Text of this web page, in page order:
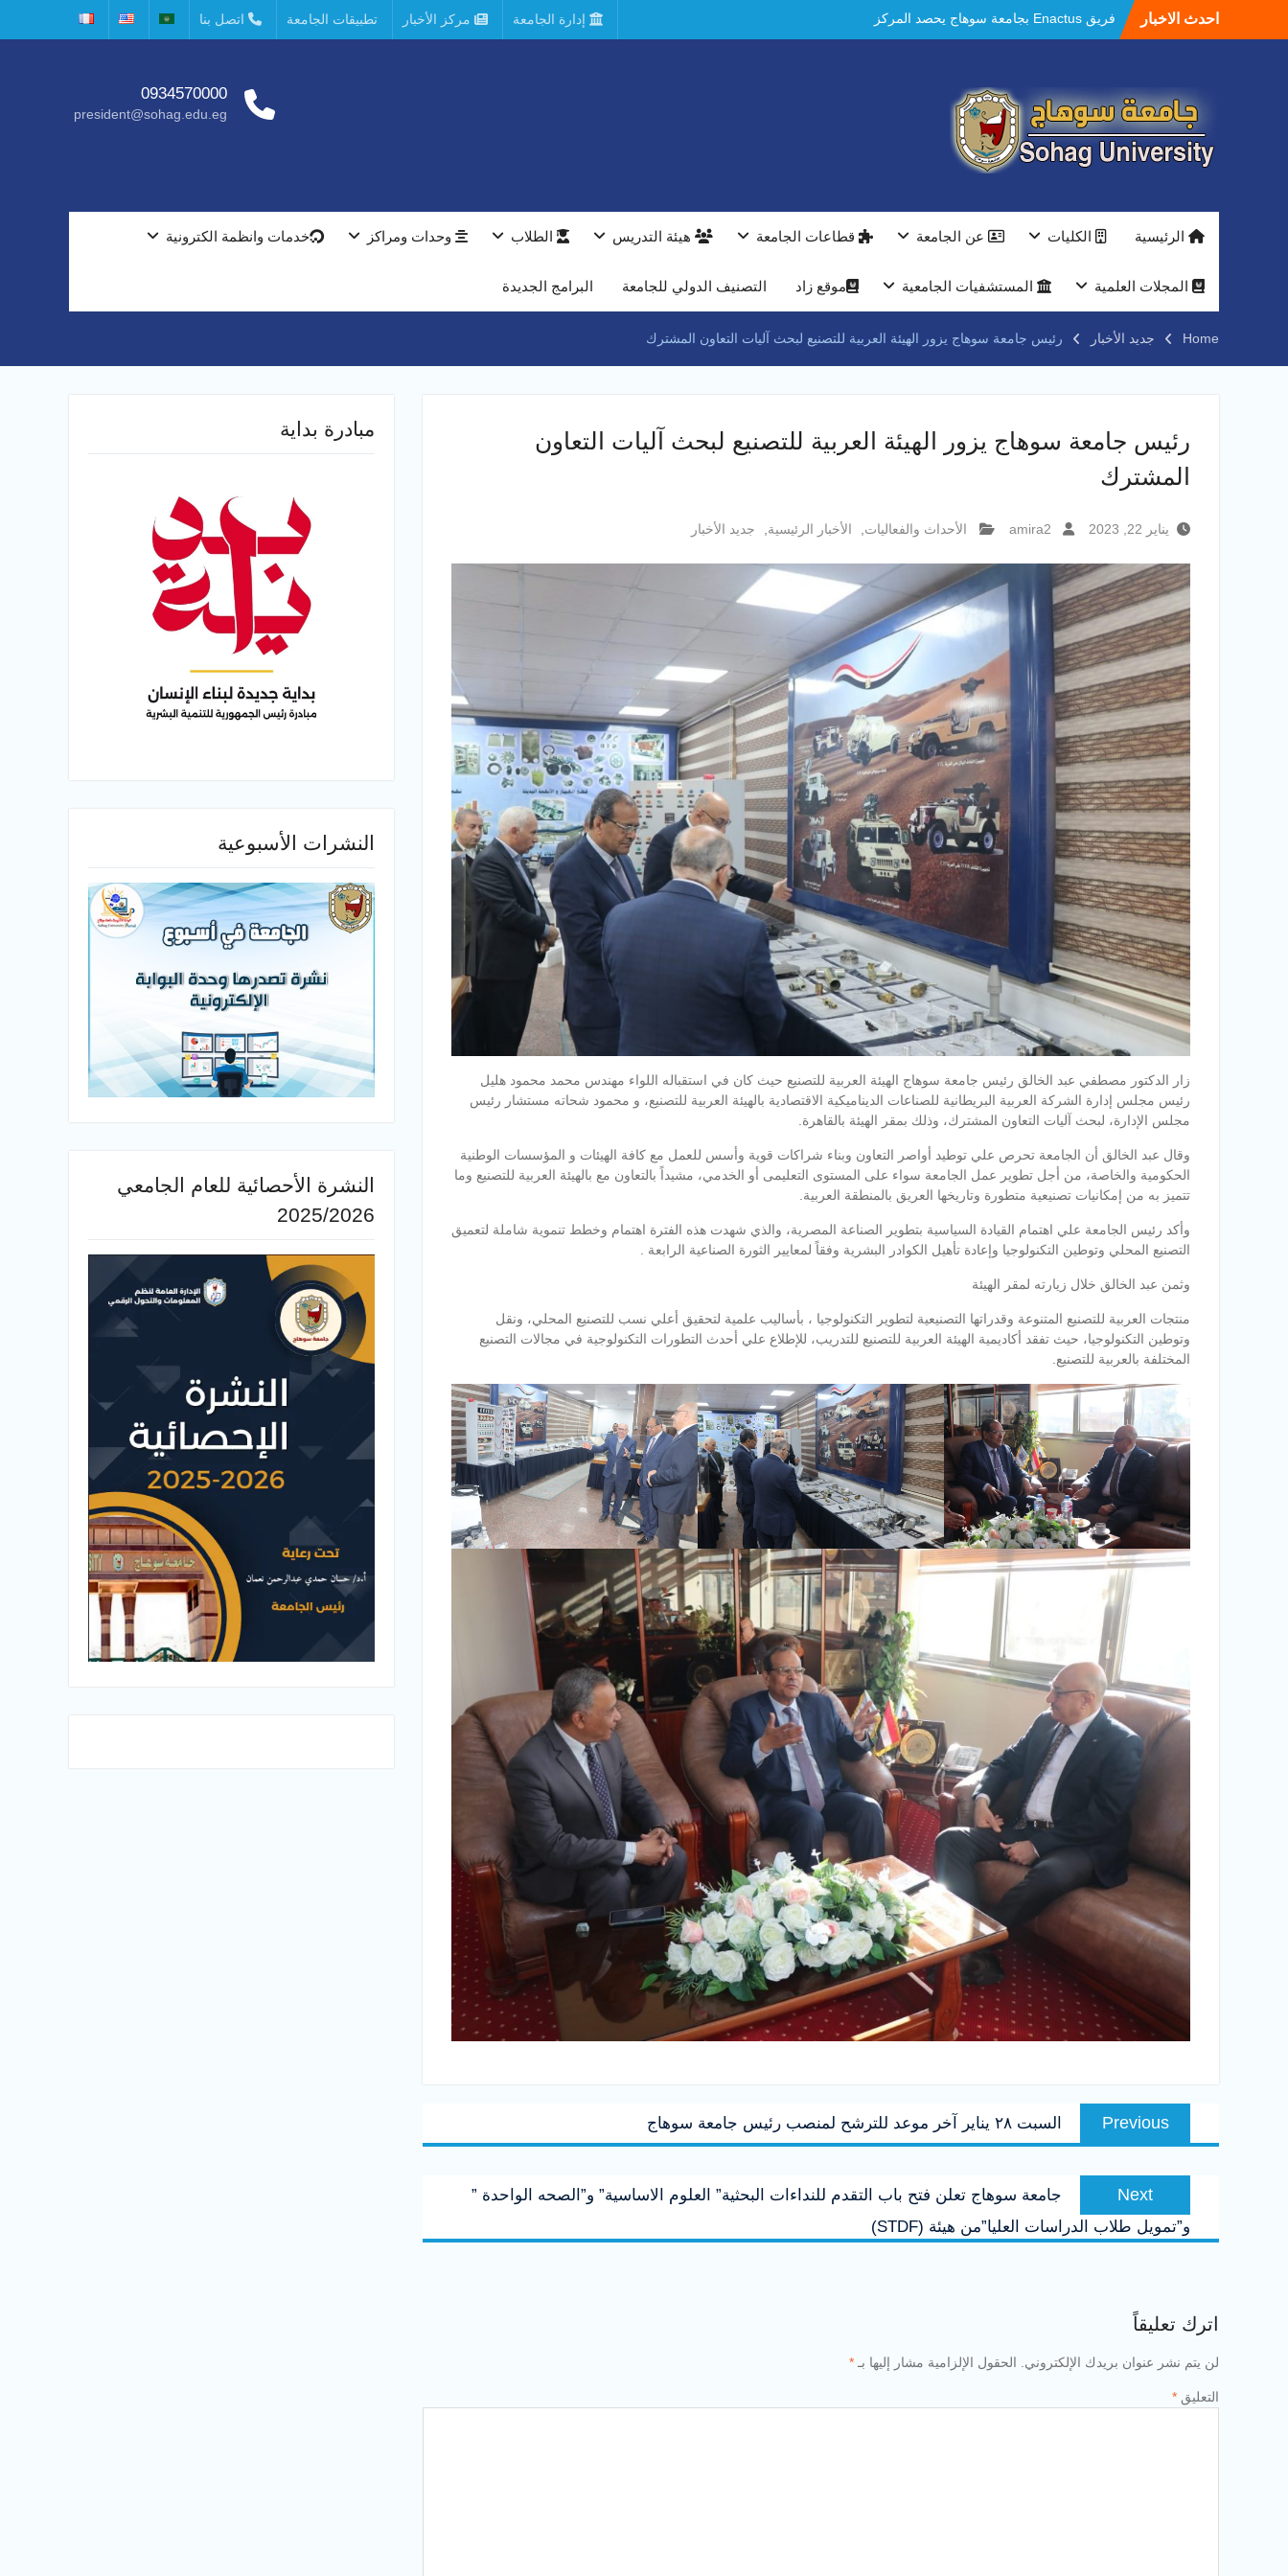
احدث الاخبار
في الاستدامة بالمسابقة القومية Enactus
POEM دون جراحة .
النعماني يلتقي بمدير امن سوهاج الجديد لتقديم
التهنئة عقب توليه مهام منصبه ويشيد بجهود
رجال الشرطه
بجهاز ذكي لتوفير المياه ..جامعة سوهاج تشارك
المؤتمر العلمى الدولى السادس للاتصالات
النعماني والمدير التنفيذي لشركة وادي النيل
جامعة سوهاج تفتح أبوابها لطلاب الثانوية العامة
فى أولى أيام المرحلة الأولى للتنسيق
الإلكتروني للقبول بالجامعات 2026
إدارة الجامعة مركز الأخبار تطبيقات الجامعة اتصل بنا
0934570000
president@sohag.edu.eg
الرئيسية الكليات عن الجامعة قطاعات الجامعة هيئة التدريس الطلاب وحدات ومراكز خدمات وانظمة الكترونية
المجلات العلمية المستشفيات الجامعية موقع زاد التصنيف الدولي للجامعة البرامج الجديدة
Home جديد الأخبار رئيس جامعة سوهاج يزور الهيئة العربية للتصنيع لبحث آليات التعاون المشترك
رئيس جامعة سوهاج يزور الهيئة العربية للتصنيع لبحث آليات التعاون
المشترك
يناير 22, 2023 amira2 الأحداث والفعاليات الأخبار الرئيسية جديد الأخبار
زار الدكتور مصطفي عبد الخالق رئيس جامعة سوهاج الهيئة العربية للتصنيع حيث كان في استقباله اللواء مهندس محمد محمود هليل
رئيس مجلس إدارة الشركة العربية البريطانية للصناعات الديناميكية الاقتصادية بالهيئة العربية للتصنيع، و محمود شحاته مستشار رئيس
مجلس الإدارة، لبحث آليات التعاون المشترك، وذلك بمقر الهيئة بالقاهرة.
وقال عبد الخالق أن الجامعة تحرص علي توطيد أواصر التعاون وبناء شراكات قوية وأسس للعمل مع كافة الهيئات و المؤسسات الوطنية
الحكومية والخاصة، من أجل تطوير عمل الجامعة سواء على المستوى التعليمى أو الخدمي، مشيداً بالتعاون مع بالهيئة العربية للتصنيع وما
تتميز به من إمكانيات تصنيعية متطورة وتاريخها العريق بالمنطقة العربية.
وأكد رئيس الجامعة علي اهتمام القيادة السياسية بتطوير الصناعة المصرية، والذي شهدت هذه الفترة اهتمام وخطط تنموية شاملة لتعميق
التصنيع المحلي وتوطين التكنولوجيا وإعادة تأهيل الكوادر البشرية وفقاً لمعايير الثورة الصناعية الرابعة .
وثمن عبد الخالق خلال زيارته لمقر الهيئة
منتجات العربية للتصنيع المتنوعة وقدراتها التصنيعية لتطوير التكنولوجيا ، بأساليب علمية لتحقيق أعلي نسب للتصنيع المحلي، ونقل
وتوطين التكنولوجيا، حيث تفقد أكاديمية الهيئة العربية للتصنيع للتدريب، للإطلاع علي أحدث التطورات التكنولوجية في مجالات التصنيع
المختلفة بالعربية للتصنيع.
تصفّح
المقالاتPrevious
Previous
post:
السبت ٢٨ يناير آخر موعد للترشح لمنصب رئيس جامعة سوهاج
Next
Next
post:
جامعة سوهاج تعلن فتح باب التقدم للنداءات البحثية” العلوم الاساسية” و”الصحه الواحدة ”
و”تمويل طلاب الدراسات العليا”من هيئة (STDF)
اترك تعليقاً
لن يتم نشر عنوان بريدك الإلكتروني. الحقول الإلزامية مشار إليها بـ *
التعليق *
مبادرة بداية
النشرات الأسبوعية
النشرة الأحصائية للعام الجامعي
2025/2026